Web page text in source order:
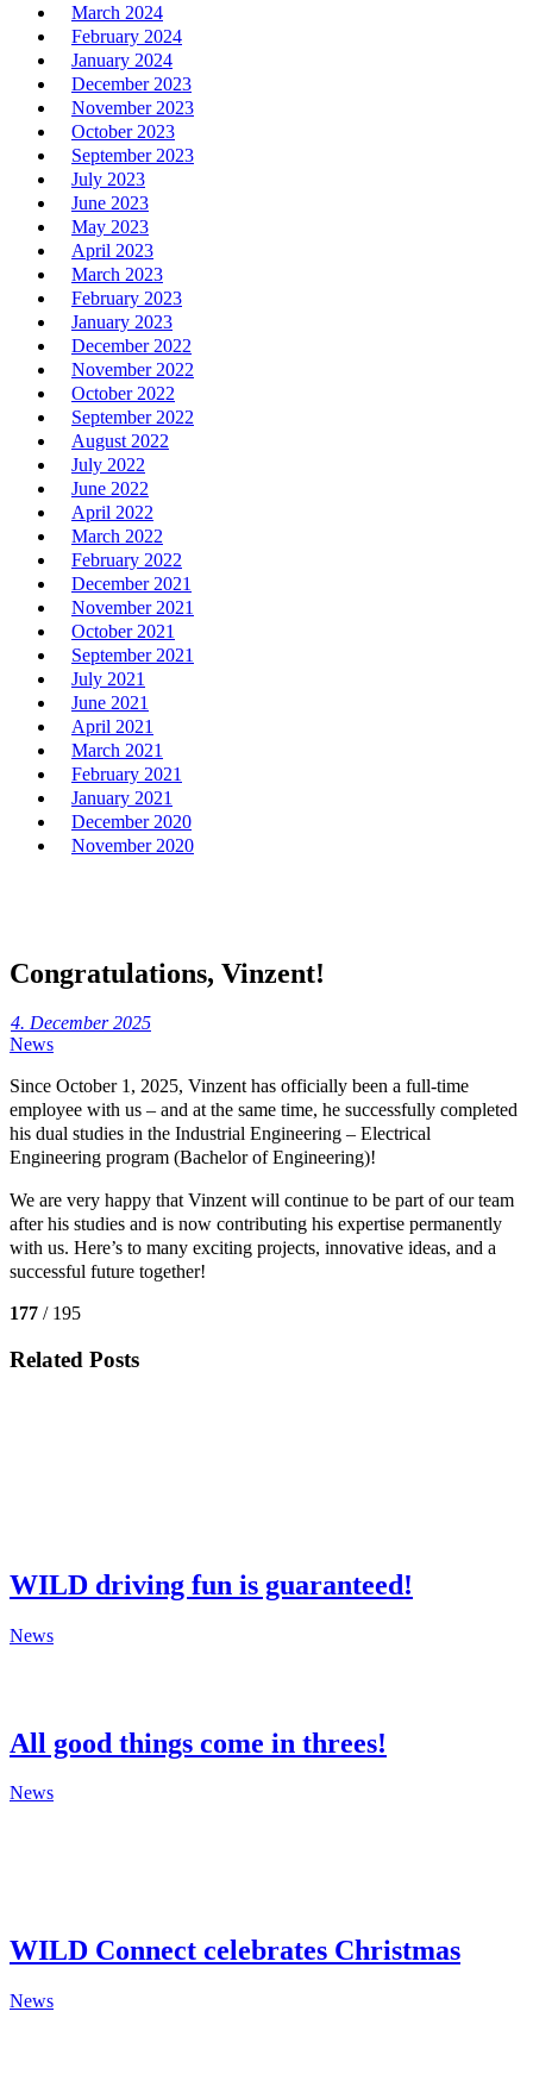
Congratulations, Vinzent!
4. December 2025
News
Since October 1, 2025, Vinzent has officially been a full-time
employee with us – and at the same time, he successfully completed
his dual studies in the Industrial Engineering – Electrical
Engineering program (Bachelor of Engineering)!
We are very happy that Vinzent will continue to be part of our team
after his studies and is now contributing his expertise permanently
with us. Here’s to many exciting projects, innovative ideas, and a
successful future together!
177 / 195
Related Posts
WILD driving fun is guaranteed!
News
All good things come in threes!
News
WILD Connect celebrates Christmas
News
March 2024
February 2024
January 2024
December 2023
November 2023
October 2023
September 2023
July 2023
June 2023
May 2023
April 2023
March 2023
February 2023
January 2023
December 2022
November 2022
October 2022
September 2022
August 2022
July 2022
June 2022
April 2022
March 2022
February 2022
December 2021
November 2021
October 2021
September 2021
July 2021
June 2021
April 2021
March 2021
February 2021
January 2021
December 2020
November 2020